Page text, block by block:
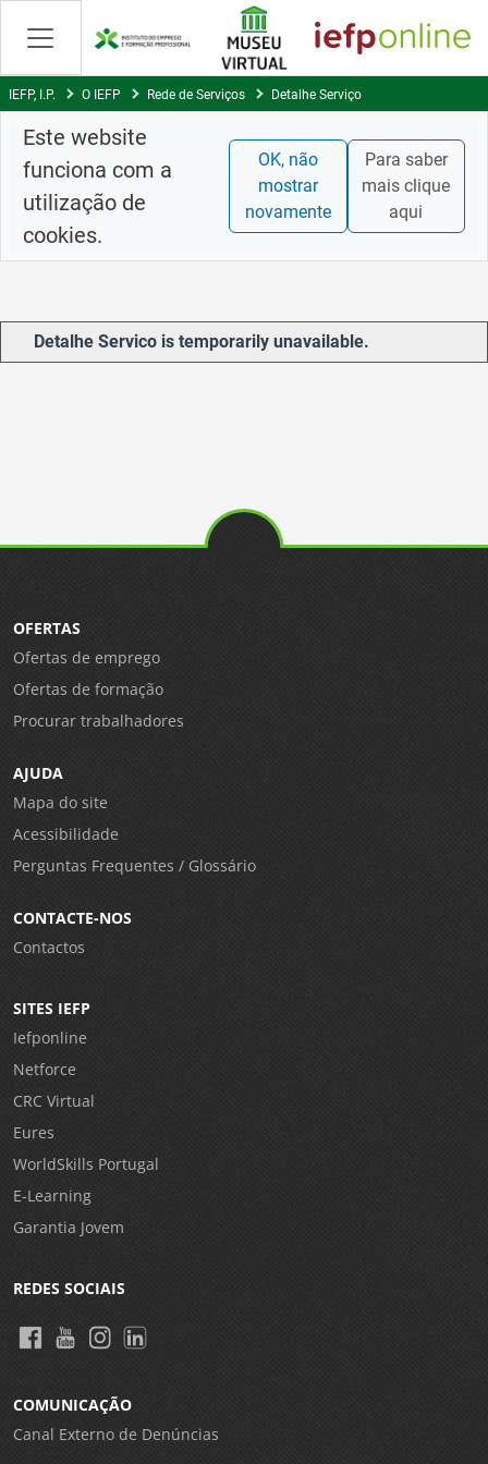
Skip
Content
IEFP, I.P. O IEFP Rede de Serviços Detalhe Serviço
Este website
funciona com a
utilização de
cookies.
OK, não
mostrar
novamente
Para saber
mais clique
aqui
Detalhe Servico is temporarily unavailable.
OFERTAS
Ofertas de emprego
Ofertas de formação
Procurar trabalhadores
AJUDA
Mapa do site
Acessibilidade
Perguntas Frequentes / Glossário
CONTACTE-NOS
Contactos
SITES IEFP
Iefponline
Netforce
CRC Virtual
Eures
WorldSkills Portugal
E-Learning
Garantia Jovem
REDES SOCIAIS
COMUNICAÇÃO
Canal Externo de Denúncias